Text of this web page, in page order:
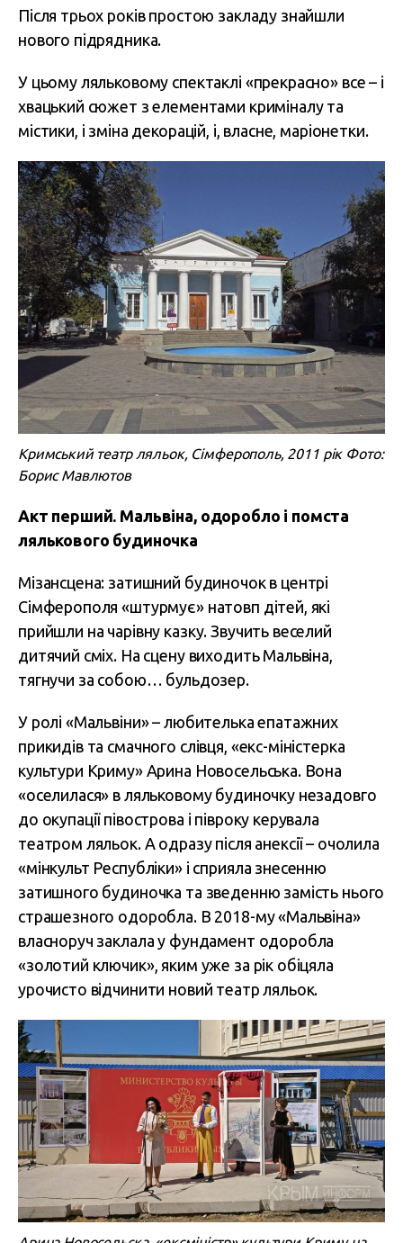
Після трьох років простою закладу знайшли
нового підрядника.
У цьому ляльковому спектаклі «прекрасно» все – і
хвацький сюжет з елементами криміналу та
містики, і зміна декорацій, і, власне, маріонетки.
Кримський театр ляльок, Сімферополь, 2011 рік Фото:
Борис Мавлютов
Акт перший. Мальвіна, одоробло і помста
лялькового будиночка
Мізансцена: затишний будиночок в центрі
Сімферополя «штурмує» натовп дітей, які
прийшли на чарівну казку. Звучить веселий
дитячий сміх. На сцену виходить Мальвіна,
тягнучи за собою… бульдозер.
У ролі «Мальвіни» – любителька епатажних
прикидів та смачного слівця, «екс-міністерка
культури Криму» Арина Новосельська. Вона
«оселилася» в ляльковому будиночку незадовго
до окупації півострова і півроку керувала
театром ляльок. А одразу після анексії – очолила
«мінкульт Республіки» і сприяла знесенню
затишного будиночка та зведенню замість нього
страшезного одоробла. В 2018-му«Мальвіна»
власноруч заклала у фундамент одоробла
«золотий ключик», яким уже за рік обіцяла
урочисто відчинити новий театр ляльок.